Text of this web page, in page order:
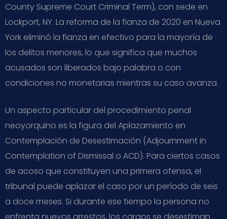
County Supreme Court Criminal Term), con sede en
Lockport, NY. La reforma de la fianza de 2020 en Nueva
York eliminó la fianza en efectivo para la mayoría de
los delitos menores, lo que significa que muchos
acusados son liberados bajo palabra o con
condiciones no monetarias mientras su caso avanza.
Un aspecto particular del procedimiento penal
neoyorquino es la figura del Aplazamiento en
Contemplación de Desestimación (Adjournment in
Contemplation of Dismissal o ACD). Para ciertos casos
de acoso que constituyen una primera ofensa, el
tribunal puede aplazar el caso por un período de seis
a doce meses. Si durante ese tiempo la persona no
enfrenta nuevos arrestos, los cargos se desestiman